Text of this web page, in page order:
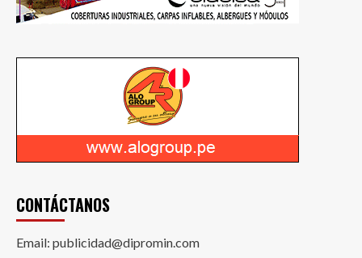
CONTÁCTANOS
Email: publicidad@dipromin.com